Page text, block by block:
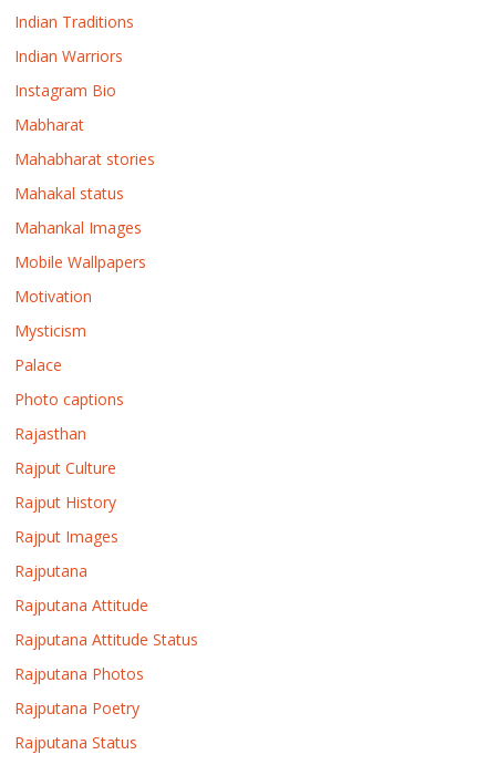
Indian Traditions
Indian Warriors
Instagram Bio
Mabharat
Mahabharat stories
Mahakal status
Mahankal Images
Mobile Wallpapers
Motivation
Mysticism
Palace
Photo captions
Rajasthan
Rajput Culture
Rajput History
Rajput Images
Rajputana
Rajputana Attitude
Rajputana Attitude Status
Rajputana Photos
Rajputana Poetry
Rajputana Status